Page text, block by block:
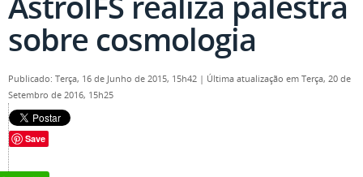
sobre cosmologia
Publicado: Terça, 16 de Junho de 2015, 15h42 | Última atualização em Terça, 20 de
Setembro de 2016, 15h25
Save